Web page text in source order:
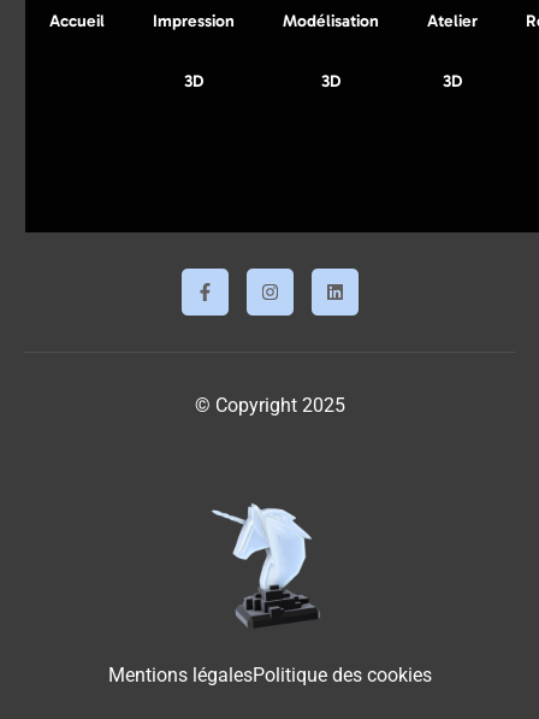
Accueil Impression
3D
Modélisation
3D
Atelier
3D
© Copyright 2025
Mentions légalesPolitique des cookies